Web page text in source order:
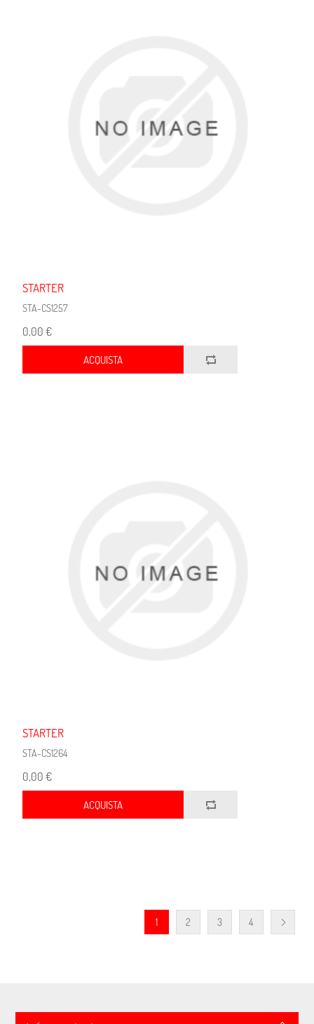
STARTER
STA-CS1257
0,00 €
ACQUISTA
STARTER
STA-CS1264
0,00 €
ACQUISTA
1 2 3 4